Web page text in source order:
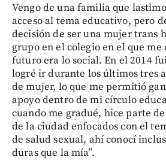
Vengo de una familia que
acceso al tema educativo, pero
decisión de ser una mujer trans
grupo en el colegio en el que
futuro era lo social. En el 2014
logré ir durante los últimos tres
de mujer, lo que me permitió
apoyo dentro de mi círculo
cuando me gradué, hice parte
de la ciudad enfocados con el
de salud sexual, ahí conocí
duras que la mía”.